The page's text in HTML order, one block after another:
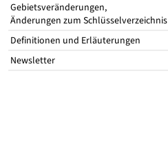
Gebietsveränderungen,
Änderungen zum Schlüsselverzeichnis
Definitionen und Erläuterungen
Newsletter